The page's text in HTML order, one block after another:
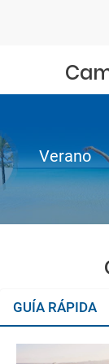
Verano
GUÍA RÁPIDA
Casal Can